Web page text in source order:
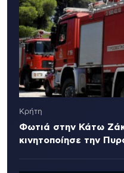
Κρήτη
Φωτιά στην Κάτω
κινητοποίησε την